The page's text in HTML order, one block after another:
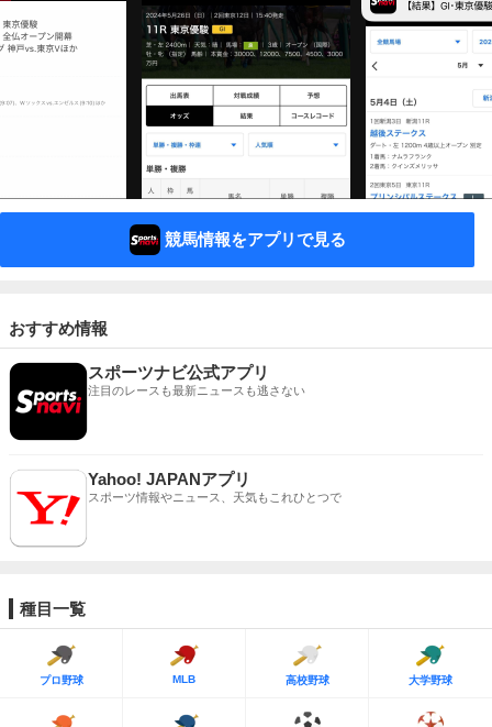
競馬情報をアプリで見る
おすすめ情報
スポーツナビ公式アプリ
注目のレースも最新ニュースも逃さない
Yahoo! JAPANアプリ
スポーツ情報やニュース、天気もこれひとつで
種目一覧
プロ野球 MLB 高校野球 大学野球